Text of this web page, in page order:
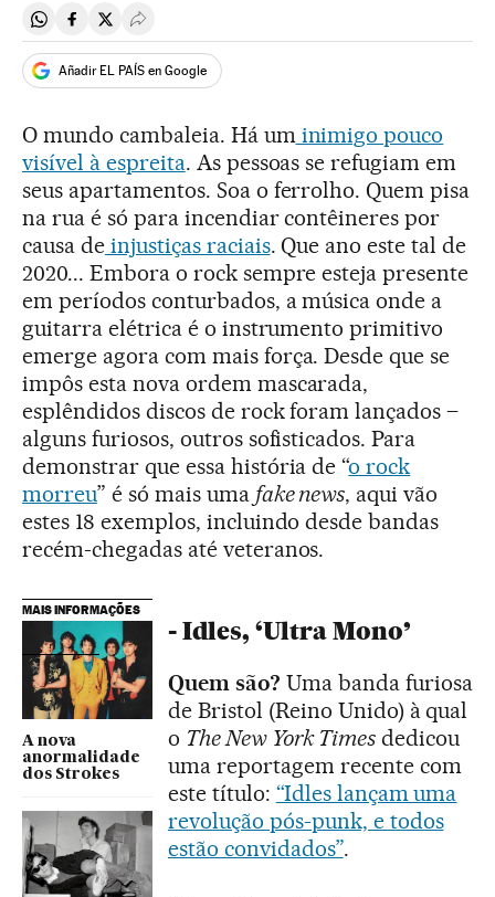
Compartir en Whatsapp
Compartir en Facebook
Compartir en Twitter
Desplegar Redes Sociales
Añadir EL PAÍS en Google
O mundo cambaleia. Há uminimigo pouco
visível à espreita. As pessoas se refugiam em
seus apartamentos. Soa o ferrolho. Quem pisa
na rua é só para incendiar contêineres por
causa deinjustiças raciais. Que ano este tal de
2020... Embora o rock sempre esteja presente
em períodos conturbados, a música onde a
guitarra elétrica é o instrumento primitivo
emerge agora com mais força. Desde que se
impôs esta nova ordem mascarada,
esplêndidos discos de rock foram lançados –
alguns furiosos, outros sofisticados. Para
demonstrar que essa história de “o rock
morreu” é só mais uma fake news, aqui vão
estes 18 exemplos, incluindo desde bandas
recém-chegadas até veteranos.
MAIS INFORMAÇÕES
A nova
anormalidade
dos Strokes
- Idles, ‘Ultra Mono’
Quem são? Uma banda furiosa
de Bristol (Reino Unido) à qual
o The New York Timesdedicou
uma reportagem recente com
este título: “Idles lançam uma
revolução pós-punk, e todos
estão convidados”.